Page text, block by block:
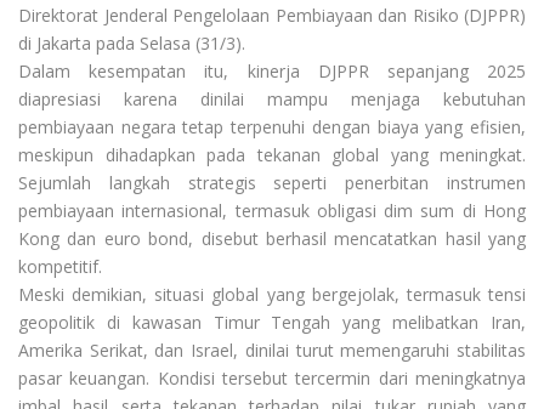
Direktorat Jenderal Pengelolaan Pembiayaan dan Risiko (DJPPR)
di Jakarta pada Selasa (31/3).
Dalam kesempatan itu, kinerja DJPPR sepanjang 2025
diapresiasi karena dinilai mampu menjaga kebutuhan
pembiayaan negara tetap terpenuhi dengan biaya yang efisien,
meskipun dihadapkan pada tekanan global yang meningkat.
Sejumlah langkah strategis seperti penerbitan instrumen
pembiayaan internasional, termasuk obligasi dim sum di Hong
Kong dan euro bond, disebut berhasil mencatatkan hasil yang
kompetitif.
Meski demikian, situasi global yang bergejolak, termasuk tensi
geopolitik di kawasan Timur Tengah yang melibatkan Iran,
Amerika Serikat, dan Israel, dinilai turut memengaruhi stabilitas
pasar keuangan. Kondisi tersebut tercermin dari meningkatnya